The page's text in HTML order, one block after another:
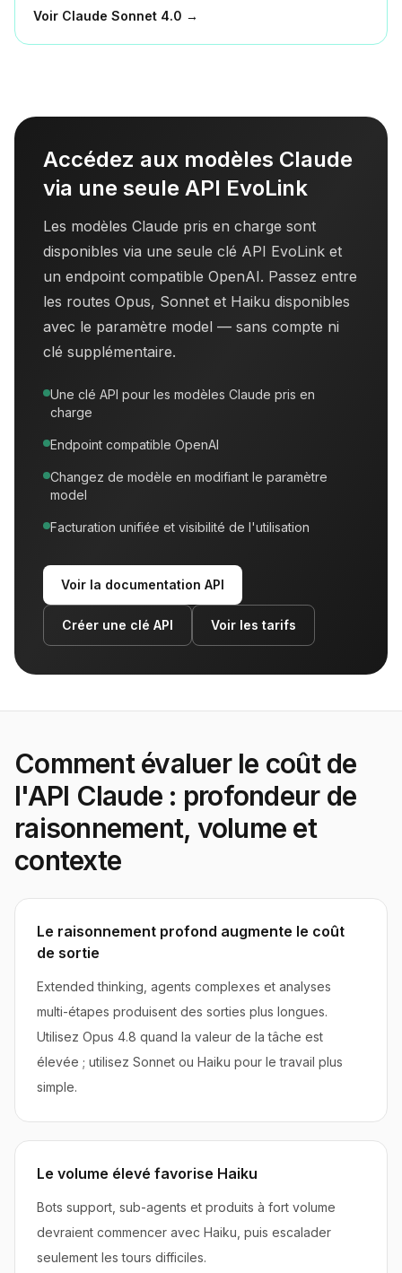
Voir Claude Sonnet 4.0 →
Accédez aux modèles Claude
via une seule API EvoLink
Les modèles Claude pris en charge sont
disponibles via une seule clé API EvoLink et
un endpoint compatible OpenAI. Passez entre
les routes Opus, Sonnet et Haiku disponibles
avec le paramètre model — sans compte ni
clé supplémentaire.
Une clé API pour les modèles Claude pris en
charge
Endpoint compatible OpenAI
Changez de modèle en modifiant le paramètre
model
Facturation unifiée et visibilité de l'utilisation
Voir la documentation API
Créer une clé API Voir les tarifs
Comment évaluer le coût de
l'API Claude : profondeur de
raisonnement, volume et
contexte
Le raisonnement profond augmente le coût
de sortie
Extended thinking, agents complexes et analyses
multi-étapes produisent des sorties plus longues.
Utilisez Opus 4.8 quand la valeur de la tâche est
élevée ; utilisez Sonnet ou Haiku pour le travail plus
simple.
Le volume élevé favorise Haiku
Bots support, sub-agents et produits à fort volume
devraient commencer avec Haiku, puis escalader
seulement les tours difficiles.